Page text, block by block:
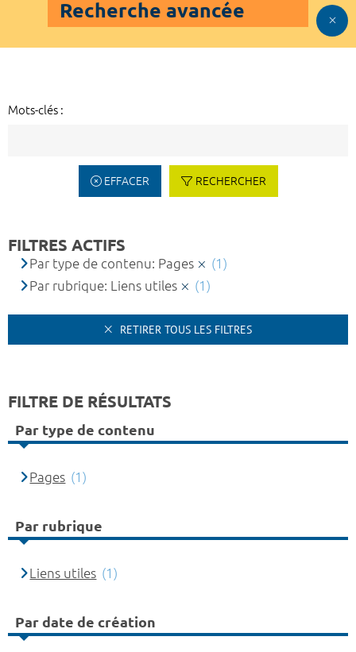
Recherche avancée
Mots-clés :
EFFACER RECHERCHER
FILTRES ACTIFS
Par type de contenu: Pages
(1)
Par rubrique: Liens utiles
(1)
RETIRER TOUS LES FILTRES
FILTRE DE RÉSULTATS
Par type de contenu
Pages (1)
Par rubrique
Liens utiles (1)
Par date de création